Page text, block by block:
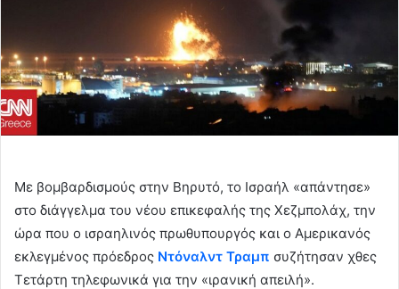
Με βομβαρδισμούς στην Βηρυτό, το Ισραήλ «απάντησε»
στο διάγγελμα του νέου επικεφαλής της Χεζμπολάχ, την
ώρα που ο ισραηλινός πρωθυπουργός και ο Αμερικανός
εκλεγμένος πρόεδρος Ντόναλντ Τραμπ συζήτησαν χθες
Τετάρτη τηλεφωνικά για την «ιρανική απειλή».